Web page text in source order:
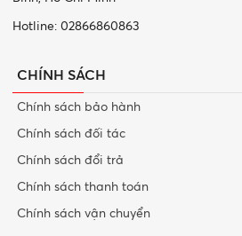
Hotline: 02866860863
CHÍNH SÁCH
Chính sách bảo hành
Chính sách đối tác
Chính sách đổi trả
Chính sách thanh toán
Chính sách vận chuyển